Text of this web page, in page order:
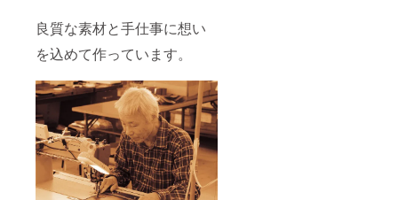
良質な素材と手仕事に想い
を込めて作っています。